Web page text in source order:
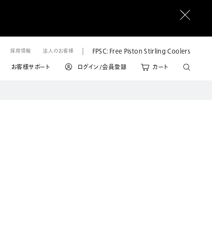
採用情報 法人のお客様
FPSC: Free Piston Stirling Coolers
お客様サポート ログイン/会員登録 カート